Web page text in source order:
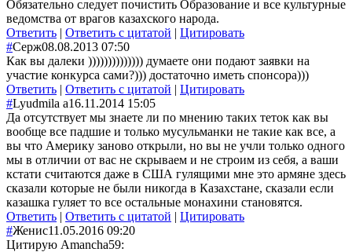
Обязательно следует почистить Образование и все культурные
ведомства от врагов казахского народа.
Ответить | Ответить с цитатой | Цитировать
#Серж08.08.2013 07:50
Как вы далеки )))))))))))))) думаете они подают заявки на
участие конкурса сами?))) достаточно иметь спонсора)))
Ответить | Ответить с цитатой | Цитировать
#Lyudmila а16.11.2014 15:05
Да отсутствует мы знаете ли по мнению таких теток как вы
вообще все падшие и только мусульманки не такие как все, а
вы что Америку заново открыли, но вы не учли только одного
мы в отличии от вас не скрываем и не строим из себя, а ваши
кстати считаются даже в США гулящими мне это армяне здесь
сказали которые не были никогда в Казахстане, сказали если
казашка гуляет то все остальные монахини становятся.
Ответить | Ответить с цитатой | Цитировать
#Женис11.05.2016 09:20
Цитирую Amancha59: